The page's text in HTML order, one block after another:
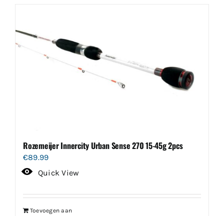
Rozemeijer Innercity Urban Sense 270 15-45g 2pcs
€89.99
Quick View
Toevoegen aan